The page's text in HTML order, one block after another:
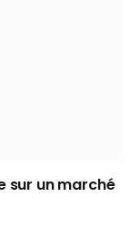
sur un marché